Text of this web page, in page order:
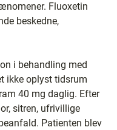
Fluoxetin
beskedne,
i behandling med
ikke oplyst tidsrum
40 mg daglig. Efter
sitren, ufrivillige
Patienten blev